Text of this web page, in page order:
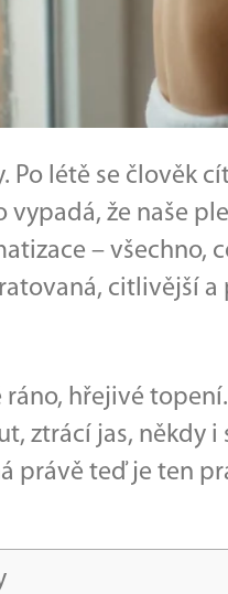
Po létě se člověk
vypadá, že naše
–
citlivější
ráno, hřejivé
ztrácí jas, někdy
právě teď je ten